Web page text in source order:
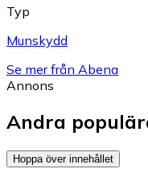
Typ
Munskydd
Se mer från Abena
Annons
Andra
Hoppa över innehållet